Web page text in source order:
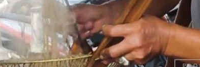
Terakhir yang dicari
Loading...